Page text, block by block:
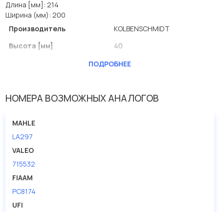
Длина [мм]: 214
Ширина (мм): 200
Производитель
KOLBENSCHMIDT
Высота [мм]
40
214
ПОДРОБНЕЕ
НОМЕРА ВОЗМОЖНЫХ АНАЛОГОВ
MAHLE
LA297
VALEO
715532
FIAAM
PC8174
UFI